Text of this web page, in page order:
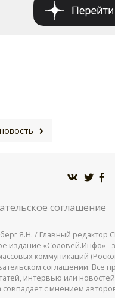
соглашение
Я.Н. / Главный
издание «Соловей.Инфо»
коммуникаций
соглашении.
интервью или
совпадает с мнением